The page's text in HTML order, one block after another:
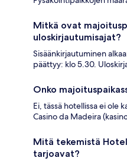
Mitkä ovat
uloskirjautumisajat?
Sisäänkirjautuminen
päättyy: klo 5.30.
Onko
Ei, tässä hotellissa ei ole
Casino da Madeira
Mitä tekemistä
tarjoavat?